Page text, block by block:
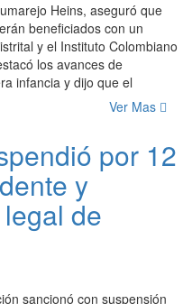
Heins, aseguró que
beneficiados con un
y el Instituto Colombiano
los avances de
infancia y dijo que el
Ver Mas
por 12
y
de
sancionó con suspensión